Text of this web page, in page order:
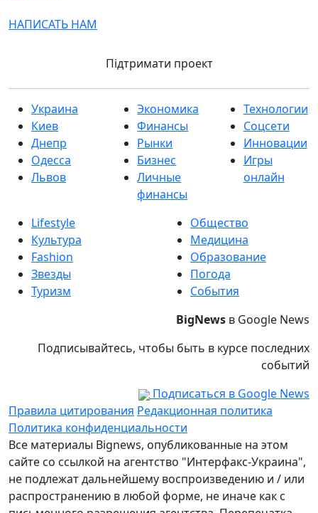
НАПИСАТЬ НАМ
Підтримати проект
Украина
Киев
Днепр
Одесса
Львов
Экономика
Финансы
Рынки
Бизнес
Личные
финансы
Технологии
Соцсети
Инновации
Игры
онлайн
Lifestyle
Культура
Fashion
Звезды
Туризм
Общество
Медицина
Образование
Погода
События
BigNews в Google News
Подписывайтесь, чтобы быть в курсе последних
событий
Подписаться в Google News
Правила цитирования Редакционная политика
Политика конфиденциальности
Все материалы Bignews, опубликованные на этом
сайте со ссылкой на агентство "Интерфакс-Украина",
не подлежат дальнейшему воспроизведению и / или
распространению в любой форме, не иначе как с